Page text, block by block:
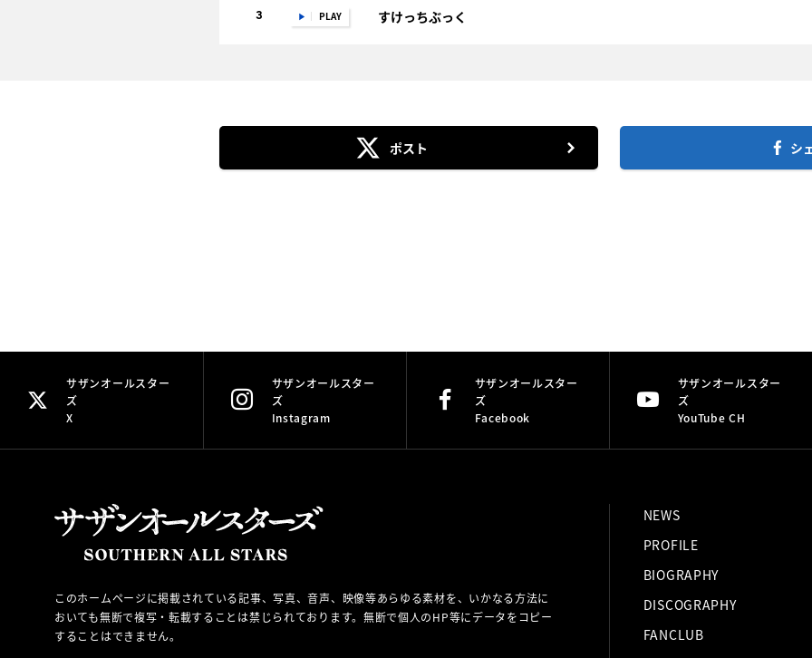
3 PLAY すけっちぶっく
ポスト シ
サザンオールスター
ズ
X
サザンオールスター
ズ
Instagram
サザンオールスター
ズ
Facebook
サザンオールスター
ズ
YouTube CH
このホームページに掲載されている記事、写真、音声、映像等あらゆる素材を、いかなる方法に
おいても無断で複写・転載することは禁じられております。無断で個人のHP等にデータをコピー
することはできません。
NEWS
PROFILE
BIOGRAPHY
DISCOGRAPHY
FANCLUB